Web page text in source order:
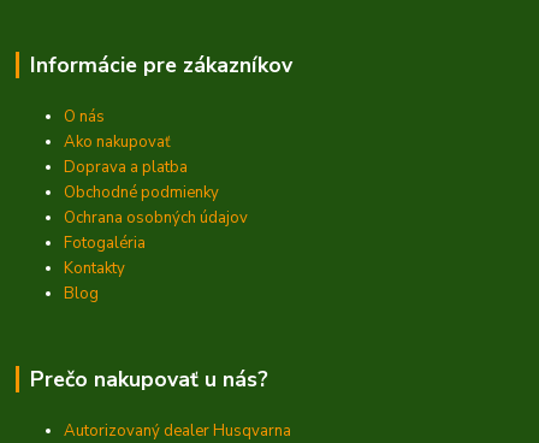
Informácie pre zákazníkov
O nás
Ako nakupovať
Doprava a platba
Obchodné podmienky
Ochrana osobných údajov
Fotogaléria
Kontakty
Blog
Prečo nakupovať u nás?
Autorizovaný dealer Husqvarna